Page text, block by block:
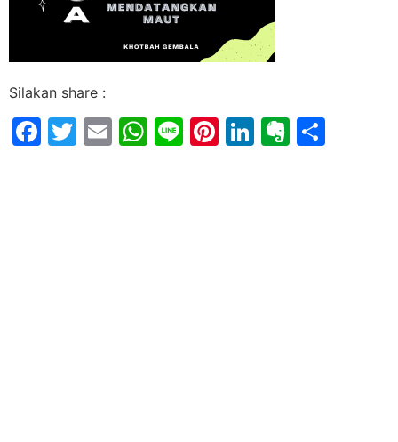
Silakan share :
Facebook
Twitter
EmailWhatsApp
LinePinterest
LinkedIn